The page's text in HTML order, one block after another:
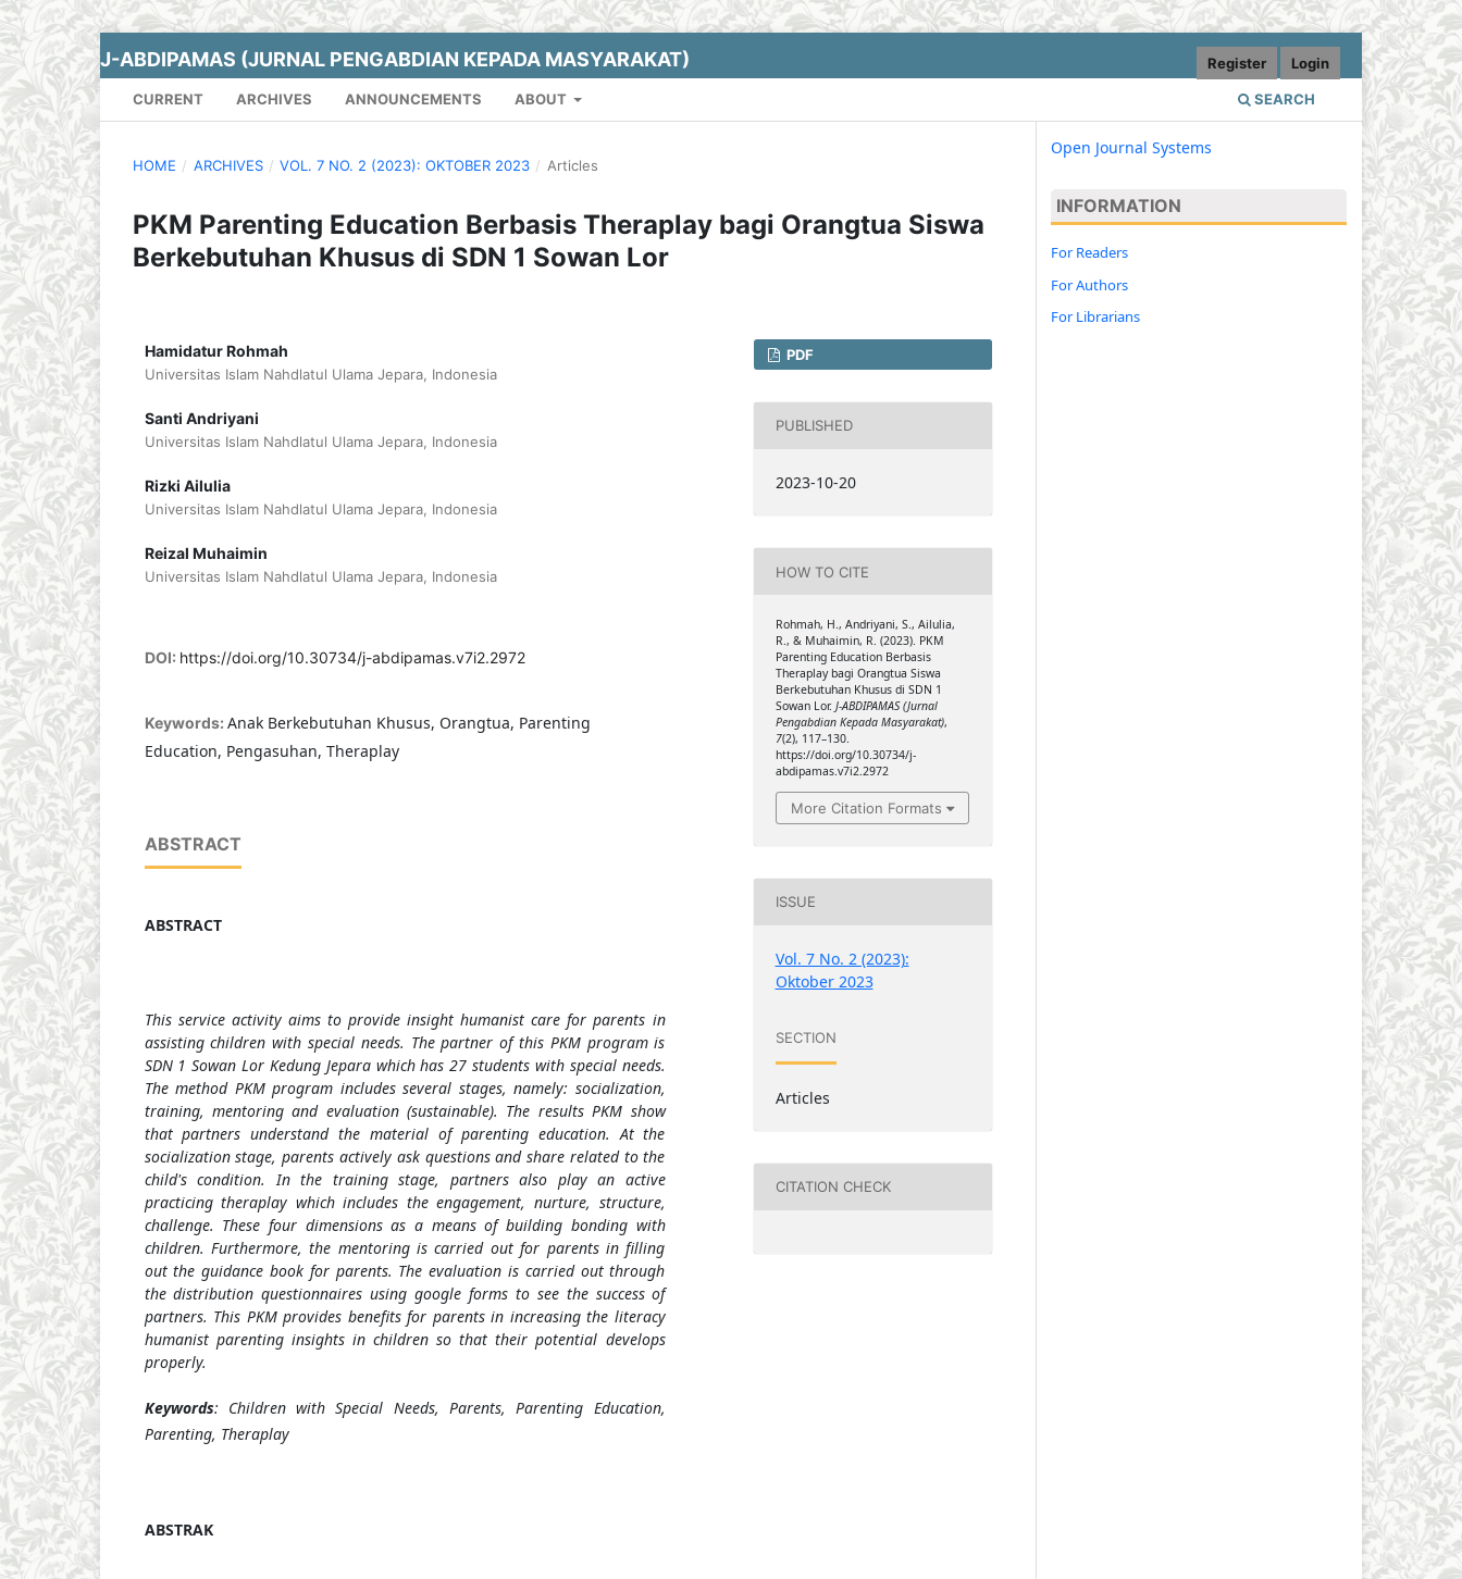
J-ABDIPAMAS (JURNAL PENGABDIAN KEPADA MASYARAKAT)
CURRENT ARCHIVES ANNOUNCEMENTS ABOUT SEARCH
Register Login
HOME / ARCHIVES / VOL. 7 NO. 2 (2023): OKTOBER 2023 / Articles
PKM Parenting Education Berbasis Theraplay bagi Orangtua Siswa
Berkebutuhan Khusus di SDN 1 Sowan Lor
Hamidatur Rohmah
Universitas Islam Nahdlatul Ulama Jepara, Indonesia
Santi Andriyani
Universitas Islam Nahdlatul Ulama Jepara, Indonesia
Rizki Ailulia
Universitas Islam Nahdlatul Ulama Jepara, Indonesia
Reizal Muhaimin
Universitas Islam Nahdlatul Ulama Jepara, Indonesia
DOI: https://doi.org/10.30734/j-abdipamas.v7i2.2972
Keywords: Anak Berkebutuhan Khusus, Orangtua, Parenting
Education, Pengasuhan, Theraplay
ABSTRACT
ABSTRACT
This service activity aims to provide insight humanist care for parents in
assisting children with special needs. The partner of this PKM program is
SDN 1 Sowan Lor Kedung Jepara which has 27 students with special needs.
The method PKM program includes several stages, namely: socialization,
training, mentoring and evaluation (sustainable). The results PKM show
that partners understand the material of parenting education. At the
socialization stage, parents actively ask questions and share related to the
child's condition.In the training stage, partners also play an active
practicing theraplay which includes the engagement, nurture, structure,
challenge. These four dimensions as a means of building bonding with
children. Furthermore, the mentoring is carried out for parents in filling
out the guidance book for parents. The evaluation is carried out through
the distribution questionnaires using google forms to see the success of
partners. This PKM provides benefits for parents in increasing the literacy
humanist parenting insights in children so that their potential develops
properly.
Keywords: Children with Special Needs, Parents, Parenting Education,
Parenting, Theraplay
ABSTRAK
PDF
PUBLISHED
2023-10-20
HOW TO CITE
Rohmah, H., Andriyani, S., Ailulia,
R., & Muhaimin, R. (2023). PKM
Parenting Education Berbasis
Theraplay bagi Orangtua Siswa
Berkebutuhan Khusus di SDN 1
Sowan Lor. J-ABDIPAMAS (Jurnal
Pengabdian Kepada Masyarakat),
7(2), 117–130.
https://doi.org/10.30734/j-
abdipamas.v7i2.2972
More Citation Formats
ISSUE
Vol. 7 No. 2 (2023):
Oktober 2023
SECTION
Articles
CITATION CHECK
Open Journal Systems
INFORMATION
For Readers
For Authors
For Librarians